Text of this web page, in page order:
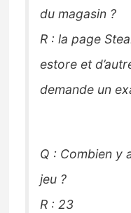
du magasin ?
R : la page
estore et
demande un
Q : Combien y
jeu ?
R : 23